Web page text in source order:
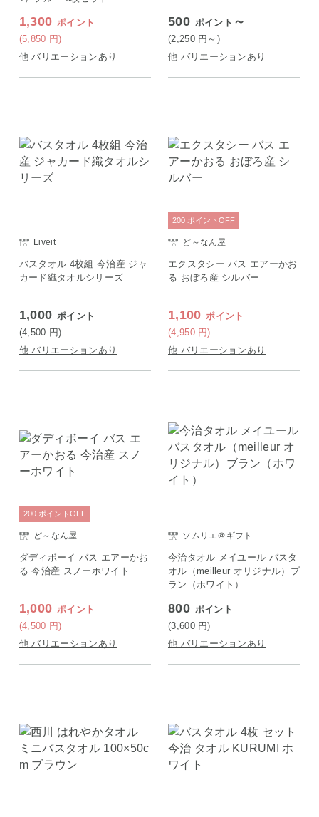
1,300 ポイント
(5,850 円)
他 バリエーションあり
500 ポイント ～
(2,250 円 ～)
他 バリエーションあり
Liveit
バスタオル 4枚組 今治産 ジャ
カード織タオルシリーズ
1,000 ポイント
(4,500 円)
他 バリエーションあり
ど～なん屋
エクスタシー バス エアーかお
る おぼろ産 シルバー
1,100 ポイント
(4,950 円)
200 ポイント OFF
他 バリエーションあり
ど～なん屋
ダディボーイ バス エアーかお
る 今治産 スノーホワイト
1,000 ポイント
(4,500 円)
200 ポイント OFF
他 バリエーションあり
ソムリエ＠ギフト
今治タオル メイユール バスタ
オル（meilleur オリジナル）ブ
ラン（ホワイト）
800 ポイント
(3,600 円)
他 バリエーションあり